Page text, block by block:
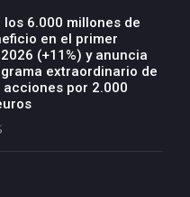
los 6.000 millones de
en el primer
(+11%) y anuncia
extraordinario de
por 2.000
un modelo global